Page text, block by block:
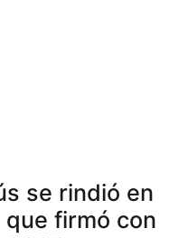
se rindió en
firmó con